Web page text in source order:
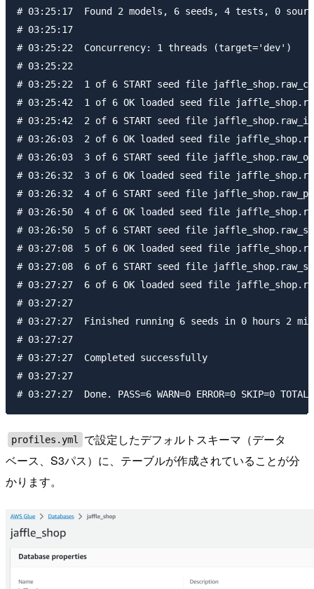
# 03:25:17  Found 2 models, 6 seeds, 4 tests, 0
# 03:25:17
# 03:25:22  Concurrency: 1 threads (target='dev')
# 03:25:22
# 03:25:22  1 of 6 START seed file
# 03:25:42  1 of 6 OK loaded seed file
# 03:25:42  2 of 6 START seed file
# 03:26:03  2 of 6 OK loaded seed file
# 03:26:03  3 of 6 START seed file
# 03:26:32  3 of 6 OK loaded seed file
# 03:26:32  4 of 6 START seed file
# 03:26:50  4 of 6 OK loaded seed file
# 03:26:50  5 of 6 START seed file
# 03:27:08  5 of 6 OK loaded seed file
# 03:27:08  6 of 6 START seed file
# 03:27:27  6 of 6 OK loaded seed file
# 03:27:27
# 03:27:27  Finished running 6 seeds in 0 hours 2
# 03:27:27
# 03:27:27  Completed successfully
# 03:27:27
profiles.yml
で設定したデフォルトスキーマ（データ
ベース、S3パス）に、テーブルが作成されていることが分
かります。